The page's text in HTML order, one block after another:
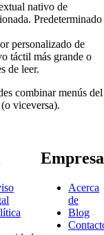
nativo de
Predeterminado
personalizado de
táctil más grande o
de leer.
combinar menús del
viceversa).
Empresa
Acerca
de
Blog